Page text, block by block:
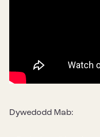
Dywedodd Mab: